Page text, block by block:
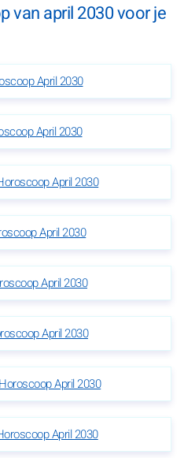
van april 2030 voor je
April 2030
April 2030
April 2030
April 2030
April 2030
April 2030
April 2030
April 2030